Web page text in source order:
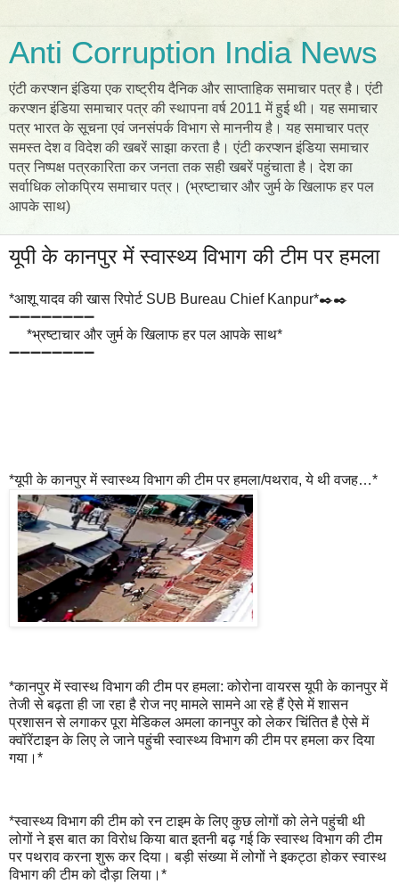
Anti Corruption India News
एंटी करप्शन इंडिया एक राष्ट्रीय दैनिक और साप्ताहिक समाचार पत्र है। एंटी
करप्शन इंडिया समाचार पत्र की स्थापना वर्ष 2011 में हुई थी। यह समाचार
पत्र भारत के सूचना एवं जनसंपर्क विभाग से माननीय है। यह समाचार पत्र
समस्त देश व विदेश की खबरें साझा करता है। एंटी करप्शन इंडिया समाचार
पत्र निष्पक्ष पत्रकारिता कर जनता तक सही खबरें पहुंचाता है। देश का
सर्वाधिक लोकप्रिय समाचार पत्र। (भ्रष्टाचार और जुर्म के खिलाफ हर पल
आपके साथ)
यूपी के कानपुर में स्वास्थ्य विभाग की टीम पर हमला
*आशू यादव की खास रिपोर्ट SUB Bureau Chief Kanpur*✒️✒️
➖➖➖➖➖➖➖➖
*भ्रष्टाचार और जुर्म के खिलाफ हर पल आपके साथ*
➖➖➖➖➖➖➖➖
*यूपी के कानपुर में स्वास्थ्य विभाग की टीम पर हमला/पथराव, ये थी वजह…*
*कानपुर में स्वास्थ विभाग की टीम पर हमला: कोरोना वायरस यूपी के कानपुर में
तेजी से बढ़ता ही जा रहा है रोज नए मामले सामने आ रहे हैं ऐसे में शासन
प्रशासन से लगाकर पूरा मेडिकल अमला कानपुर को लेकर चिंतित है ऐसे में
क्वॉरेंटाइन के लिए ले जाने पहुंची स्वास्थ्य विभाग की टीम पर हमला कर दिया
गया।*
*स्वास्थ्य विभाग की टीम को रन टाइम के लिए कुछ लोगों को लेने पहुंची थी
लोगों ने इस बात का विरोध किया बात इतनी बढ़ गई कि स्वास्थ विभाग की टीम
पर पथराव करना शुरू कर दिया। बड़ी संख्या में लोगों ने इकट्ठा होकर स्वास्थ
विभाग की टीम को दौड़ा लिया।*